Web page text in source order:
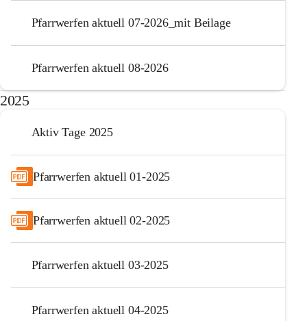
Pfarrwerfen aktuell 07-2026_mit Beilage
Pfarrwerfen aktuell 08-2026
2025
Aktiv Tage 2025
Pfarrwerfen aktuell 01-2025
Pfarrwerfen aktuell 02-2025
Pfarrwerfen aktuell 03-2025
Pfarrwerfen aktuell 04-2025